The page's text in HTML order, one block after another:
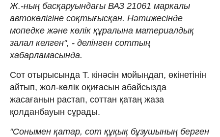
Ж.-ның басқаруындағы ВАЗ 21061 маркалы
автокөлігіне соқтығысқан. Нәтижесінде
мопедке және көлік құралына материалдық
залал келген", - делінген соттың
хабарламасында.
Сот отырысында Т. кінәсін мойындап, өкінетінін
айтып, жол-көлік оқиғасын абайсызда
жасағанын растап, соттан қатаң жаза
қолданбауын сұрады.
"Сонымен қатар, сот құқық бұзушының берген